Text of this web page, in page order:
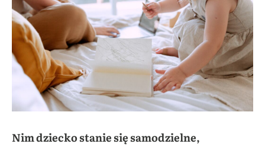
Nim dziecko stanie się samodzielne,